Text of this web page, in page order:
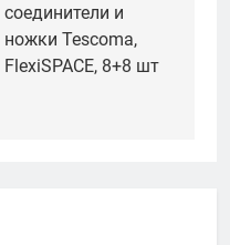
соединители и
ножки Tescoma,
FlexiSPACE, 8+8 шт